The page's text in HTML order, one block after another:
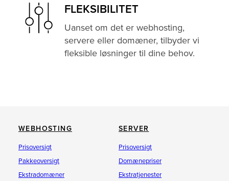
FLEKSIBILITET
Uanset om det er webhosting,
servere eller domæner, tilbyder vi
fleksible løsninger til dine behov.
WEBHOSTING
Prisoversigt
Pakkeoversigt
Ekstradomæner
SERVER
Prisoversigt
Domænepriser
Ekstratjenester